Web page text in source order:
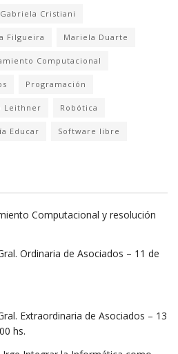
Cristiani
Filgueira Mariela Duarte
Computacional
Programación
Leithner Robótica
Educar Software libre
Computacional y resolución
Ordinaria de Asociados – 11 de
Extraordinaria de Asociados – 13
hs.